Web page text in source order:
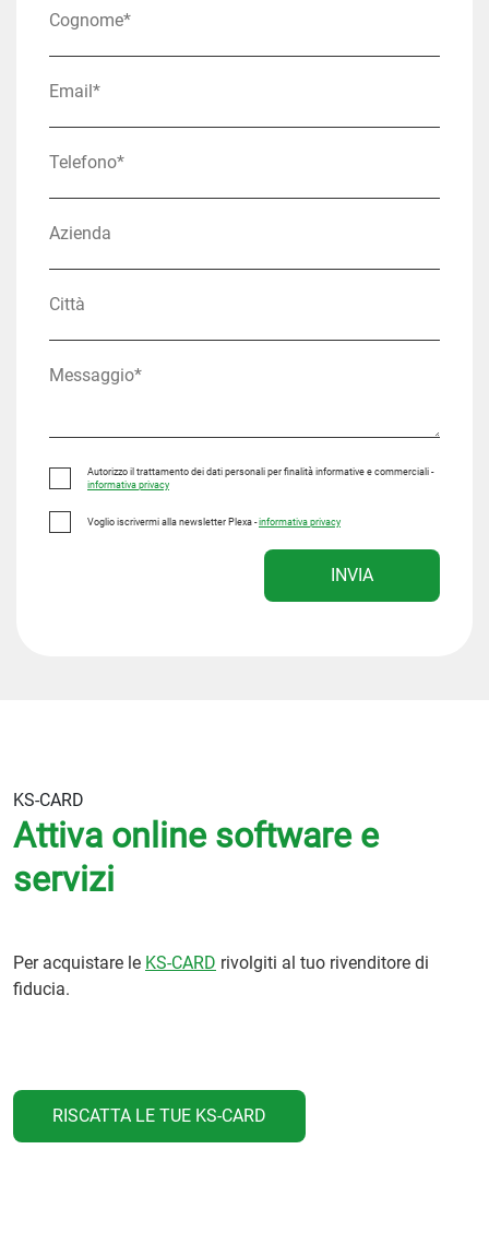
Autorizzo il trattamento dei dati personali per finalità informative e commerciali -
informativa privacy
Voglio iscrivermi alla newsletter Plexa -informativa privacy
INVIA
KS-CARD
Attiva online software e
servizi
Per acquistare le KS-CARD rivolgiti al tuo rivenditore di
fiducia.
RISCATTA LE TUE KS-CARD